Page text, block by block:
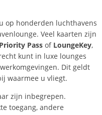
op honderden luchthavens
Veel kaarten zijn
Priority Pass of LoungeKey,
kunt in luxe lounges
Dit geldt
waarmee u vliegt.
zijn inbegrepen.
toegang, andere